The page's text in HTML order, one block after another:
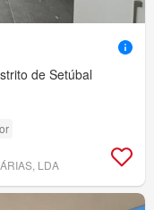
de Setúbal
LDA